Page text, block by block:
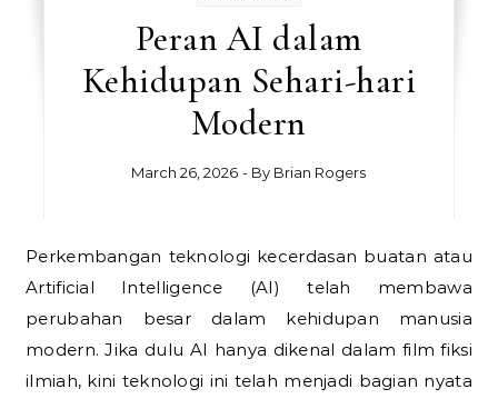
Peran AI dalam
Kehidupan Sehari-hari
Modern
March 26, 2026 - By Brian Rogers
Perkembangan teknologi kecerdasan buatan atau
Artificial Intelligence (AI) telah membawa
perubahan besar dalam kehidupan manusia
modern. Jika dulu AI hanya dikenal dalam film fiksi
ilmiah, kini teknologi ini telah menjadi bagian nyata